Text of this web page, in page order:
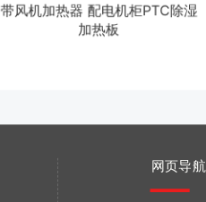
带风机加热器 配电机柜PTC除湿
加热板
网页导航